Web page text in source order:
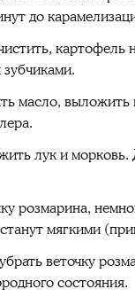
до
масло,
лук и морковь.
розмарина,
мягкими
веточку
состояния.